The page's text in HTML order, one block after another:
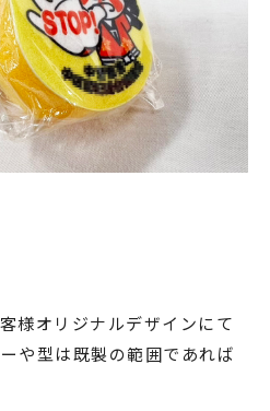
様オリジナルデザインにて
や型は既製の範囲であれば